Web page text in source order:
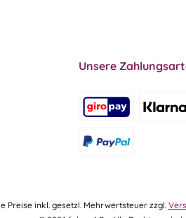
Unsere
Preise inkl. gesetzl. Mehrwertsteuer zzgl.